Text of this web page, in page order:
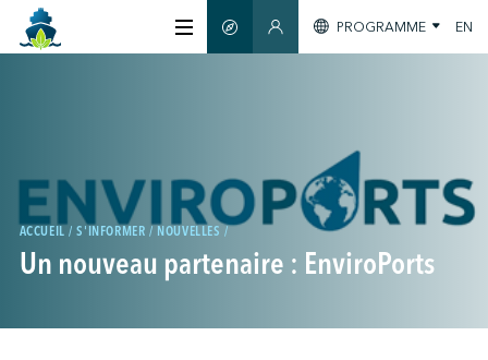
CERTIFICATION
MEMBRES
GREENTECH
GUIDE INTELLIGENT
SECTION MEMBRES
PROGRAMME EN
ACCUEIL S'INFORMER NOUVELLES
Un nouveau partenaire : EnviroPorts